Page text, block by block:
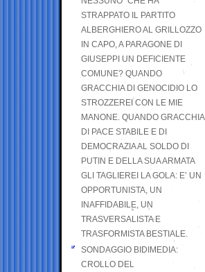
STRAPPATO IL PARTITO
ALBERGHIERO AL GRILLOZZO
IN CAPO, A PARAGONE DI
GIUSEPPI UN DEFICIENTE
COMUNE? QUANDO
GRACCHIA DI GENOCIDIO LO
STROZZEREI CON LE MIE
MANONE. QUANDO GRACCHIA
DI PACE STABILE E DI
DEMOCRAZIA AL SOLDO DI
PUTIN E DELLA SUA ARMATA
GLI TAGLIEREI LA GOLA: E’ UN
OPPORTUNISTA, UN
INAFFIDABILE, UN
TRASVERSALISTA E
TRASFORMISTA BESTIALE.
SONDAGGIO BIDIMEDIA:
CROLLO DEL